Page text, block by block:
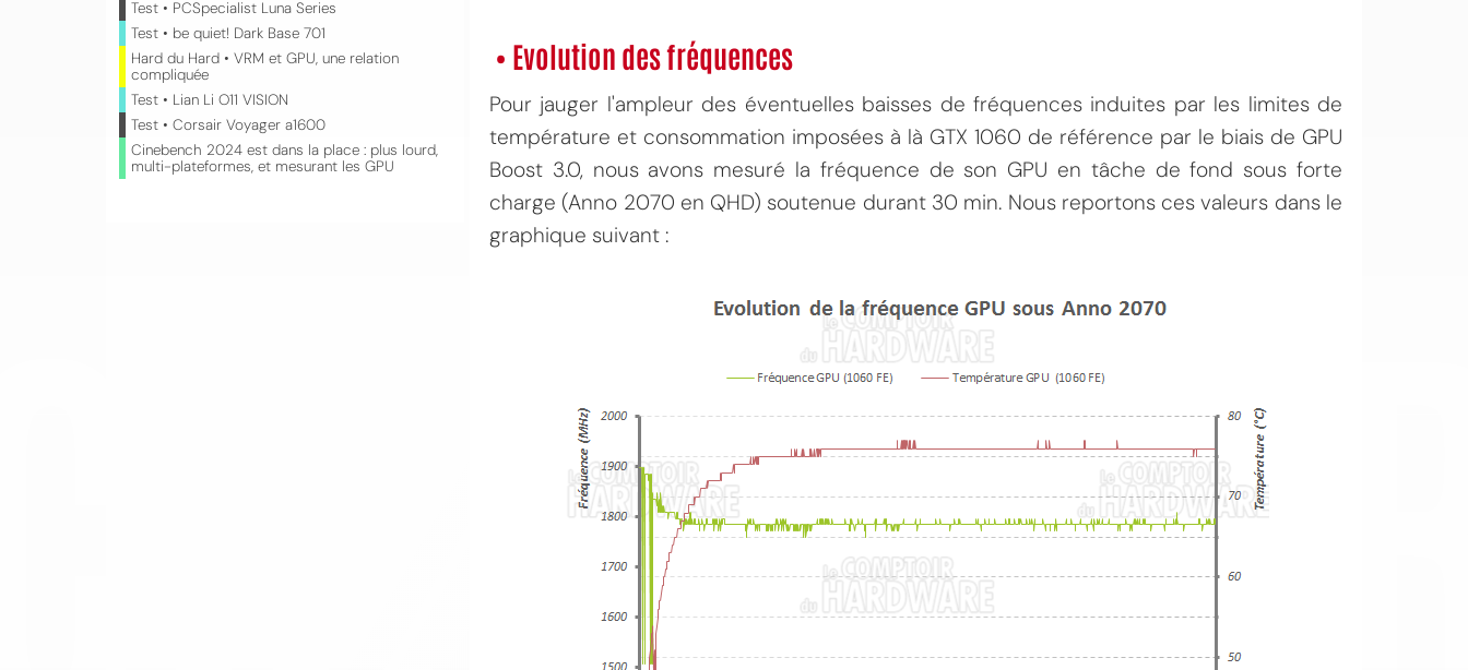
• Evolution des fréquences
Pour jauger l'ampleur des éventuelles baisses de fréquences induites par les limites de
température et consommation imposées à là GTX 1060 de référence par le biais de GPU
Boost 3.0, nous avons mesuré la fréquence de son GPU en tâche de fond sous forte
charge (Anno 2070 en QHD) soutenue durant 30 min. Nous reportons ces valeurs dans le
graphique suivant :
Test • PCSpecialist Luna Series
Test • be quiet! Dark Base 701
Hard du Hard • VRM et GPU, une relation
compliquée
Test • Lian Li O11 VISION
Test • Corsair Voyager a1600
Cinebench 2024 est dans la place : plus lourd,
multi-plateformes, et mesurant les GPU